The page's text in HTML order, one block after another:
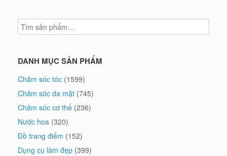
DANH MỤC SẢN PHẨM
Chăm sóc tóc (1599)
Chăm sóc da mặt (745)
Chăm sóc cơ thể (236)
Nước hoa (320)
Đồ trang điểm (152)
Dụng cụ làm đẹp (399)